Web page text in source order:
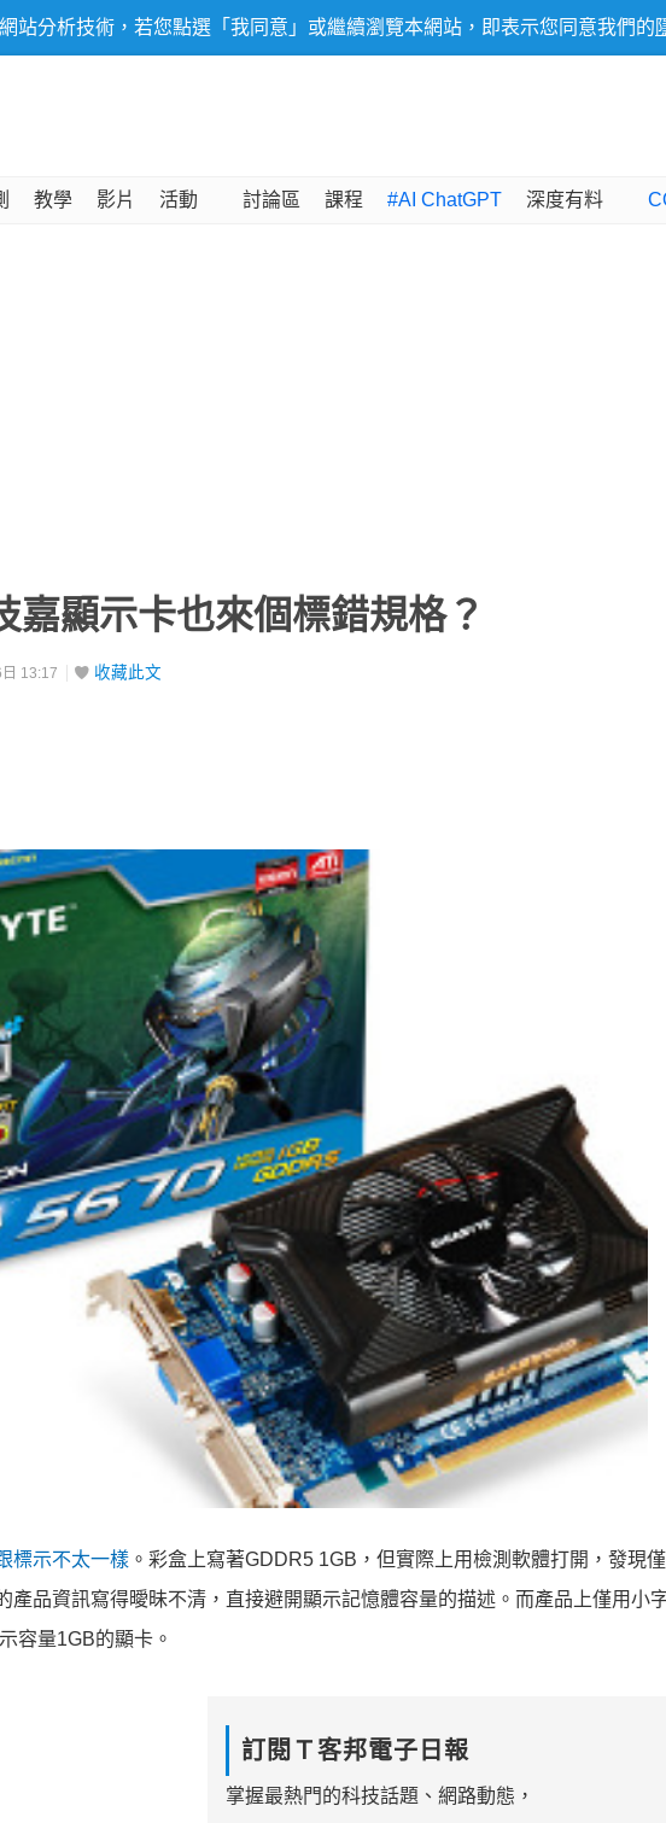
站分析技術，若您點選「我同意」或繼續瀏覽本網站，即表示您同意我們的
教學 影片 活動 討論區 課程 #AI ChatGPT 深度有料
顯示卡也來個標錯規格？
13:17 收藏此文
標示不太一樣 。彩盒上寫著GDDR5 1GB，但實際上用檢測軟體打開，發現
產品資訊寫得曖昧不清，直接避開顯示記憶體容量的描述。而產品上僅用小
容量1GB的顯卡。
訂閱Ｔ客邦電子日報
掌握最熱門的科技話題、網路動態，